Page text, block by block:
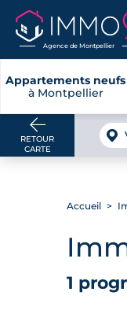
Agence de Montpellier
Appartements neufs
à Montpellier
RETOUR
CARTE
Accueil
1